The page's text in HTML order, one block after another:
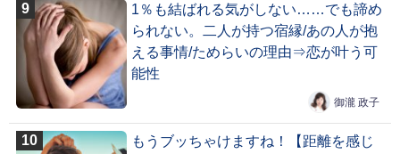
1％も結ばれる気がしない……でも諦め
られない。二人が持つ宿縁/あの人が抱
える事情/ためらいの理由⇒恋が叶う可
能性
御瀧 政子
もうブッちゃけますね！【距離を感じ